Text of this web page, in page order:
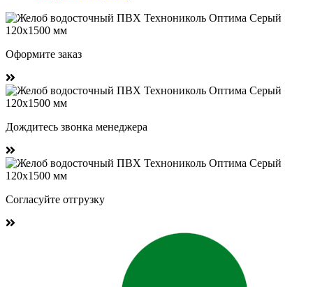
Оформите заказ
Дождитесь звонка менеджера
Согласуйте отгрузку